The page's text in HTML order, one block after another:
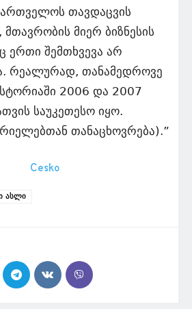
თავდაცვის
მთავრობის მიერ ბიზნესის
ერთი შემთხვევა არ
რეალურად, თანამედროვე
2006 და 2007
საუკეთესო იყო.
თანაცხოვრება).”
ასლი